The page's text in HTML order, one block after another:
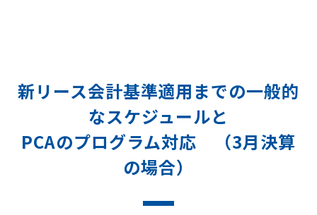
新リース会計基準適用までの一般的
なスケジュールと
PCAのプログラム対応 （3月決算
の場合）